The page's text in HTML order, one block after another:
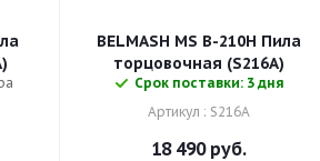
BELMASH MS B-210H Пила
торцовочная (S216A)
Срок поставки: 3 дня
Артикул : S216A
18 490руб.